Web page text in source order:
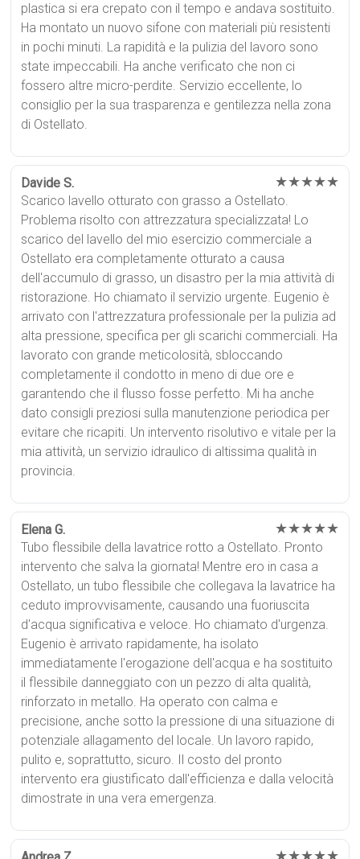
plastica si era crepato con il tempo e andava sostituito.
Ha montato un nuovo sifone con materiali più resistenti
in pochi minuti. La rapidità e la pulizia del lavoro sono
state impeccabili. Ha anche verificato che non ci
fossero altre micro-perdite. Servizio eccellente, lo
consiglio per la sua trasparenza e gentilezza nella zona
di Ostellato.
Davide S. ★★★★★
Scarico lavello otturato con grasso a Ostellato.
Problema risolto con attrezzatura specializzata! Lo
scarico del lavello del mio esercizio commerciale a
Ostellato era completamente otturato a causa
dell'accumulo di grasso, un disastro per la mia attività di
ristorazione. Ho chiamato il servizio urgente. Eugenio è
arrivato con l'attrezzatura professionale per la pulizia ad
alta pressione, specifica per gli scarichi commerciali. Ha
lavorato con grande meticolosità, sbloccando
completamente il condotto in meno di due ore e
garantendo che il flusso fosse perfetto. Mi ha anche
dato consigli preziosi sulla manutenzione periodica per
evitare che ricapiti. Un intervento risolutivo e vitale per la
mia attività, un servizio idraulico di altissima qualità in
provincia.
Elena G. ★★★★★
Tubo flessibile della lavatrice rotto a Ostellato. Pronto
intervento che salva la giornata! Mentre ero in casa a
Ostellato, un tubo flessibile che collegava la lavatrice ha
ceduto improvvisamente, causando una fuoriuscita
d'acqua significativa e veloce. Ho chiamato d'urgenza.
Eugenio è arrivato rapidamente, ha isolato
immediatamente l'erogazione dell'acqua e ha sostituito
il flessibile danneggiato con un pezzo di alta qualità,
rinforzato in metallo. Ha operato con calma e
precisione, anche sotto la pressione di una situazione di
potenziale allagamento del locale. Un lavoro rapido,
pulito e, soprattutto, sicuro. Il costo del pronto
intervento era giustificato dall'efficienza e dalla velocità
dimostrate in una vera emergenza.